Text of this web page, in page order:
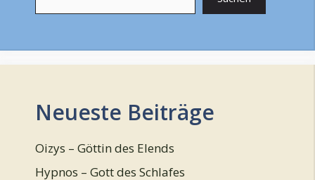
Neueste Beiträge
Oizys – Göttin des Elends
Hypnos – Gott des Schlafes